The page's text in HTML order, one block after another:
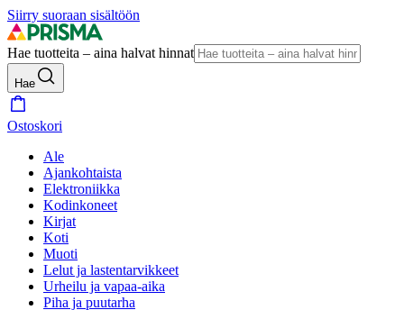
Siirry suoraan sisältöön
Hae tuotteita – aina halvat hinnat
Hae
Ostoskori
Ale
Ajankohtaista
Elektroniikka
Kodinkoneet
Kirjat
Koti
Muoti
Lelut ja lastentarvikkeet
Urheilu ja vapaa-aika
Piha ja puutarha